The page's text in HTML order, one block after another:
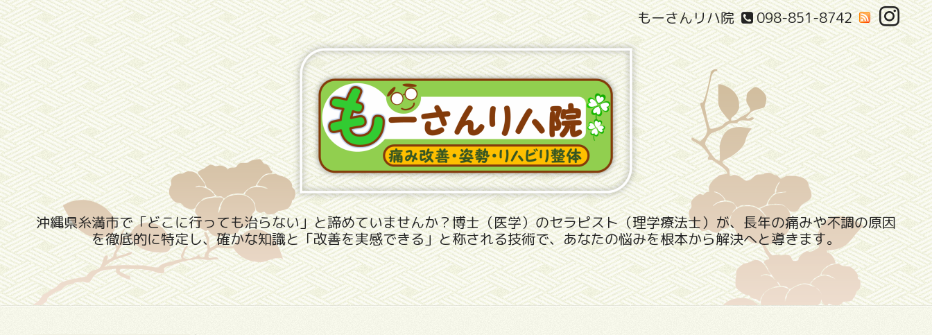
098-851-8742
もーさんリハ院
沖縄県糸満市で「どこに行っても治らない」と諦めていませんか？博士（医学）のセラピスト（理学療法士）が、長年の痛みや不調の原因
を徹底的に特定し、確かな知識と「改善を実感できる」と称される技術で、あなたの悩みを根本から解決へと導きます。